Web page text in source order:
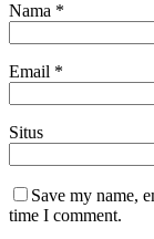
Nama *
Email *
Situs
Save my name,
time I comment.